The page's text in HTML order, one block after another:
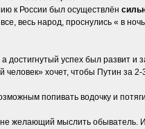
к России был осуществлён
весь народ, проснулись « в ночь
достигнутый успех был развит
человек» хочет, чтобы Путин за
попивать водочку и
не желающий мыслить